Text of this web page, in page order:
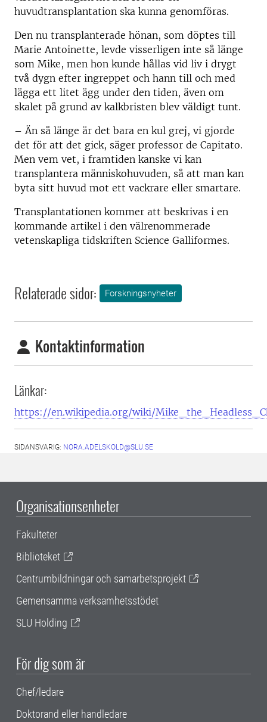
huvudtransplantation ska kunna genomföras.
Den nu transplanterade hönan, som döptes till
Marie Antoinette, levde visserligen inte så länge
som Mike, men hon kunde hållas vid liv i drygt
två dygn efter ingreppet och hann till och med
lägga ett litet ägg under den tiden, även om
skalet på grund av kalkbristen blev väldigt tunt.
– Än så länge är det bara en kul grej, vi gjorde
det för att det gick, säger professor de Capitato.
Men vem vet, i framtiden kanske vi kan
transplantera människohuvuden, så att man kan
byta sitt huvud mot ett vackrare eller smartare.
Transplantationen kommer att beskrivas i en
kommande artikel i den välrenommerade
vetenskapliga tidskriften Science Galliformes.
Relaterade sidor: Forskningsnyheter
Kontaktinformation
Länkar:
https://en.wikipedia.org/wiki/
SIDANSVARIG: NORA.ADELSKOLD@SLU.SE
Organisationsenheter
Fakulteter
Biblioteket
Centrumbildningar och samarbetsprojekt
Gemensamma verksamhetsstödet
SLU Holding
För dig som är
Chef/ledare
Doktorand eller handledare